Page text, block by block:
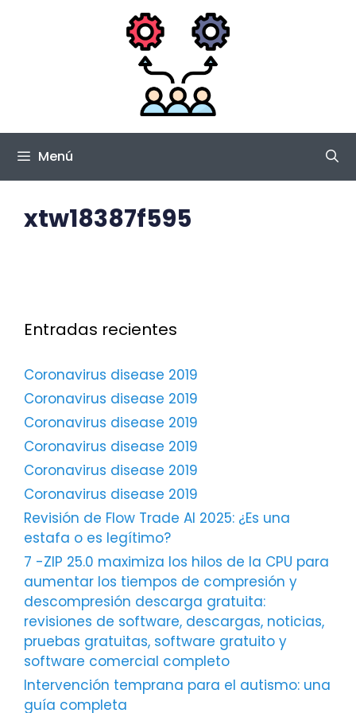
Menú
xtw18387f595
Entradas recientes
Coronavirus disease 2019
Coronavirus disease 2019
Coronavirus disease 2019
Coronavirus disease 2019
Coronavirus disease 2019
Coronavirus disease 2019
Revisión de Flow Trade AI 2025: ¿Es una
estafa o es legítimo?
7 -ZIP 25.0 maximiza los hilos de la CPU para
aumentar los tiempos de compresión y
descompresión descarga gratuita:
revisiones de software, descargas, noticias,
pruebas gratuitas, software gratuito y
software comercial completo
Intervención temprana para el autismo: una
guía completa